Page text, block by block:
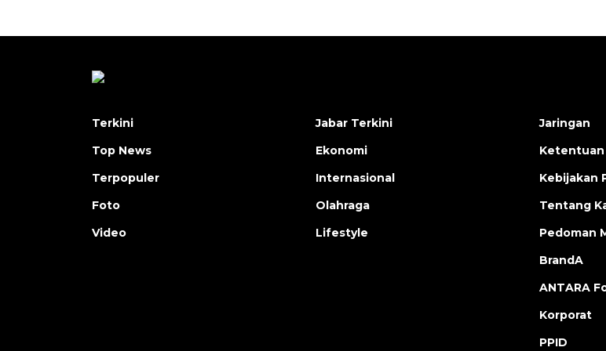
Terkini
Top News
Terpopuler
Foto
Video
Jabar Terkini
Ekonomi
Internasional
Olahraga
Lifestyle
Jaringan
Ketentuan
Kebijakan
Tentang
Pedoman
BrandA
ANTARA
Korporat
PPID